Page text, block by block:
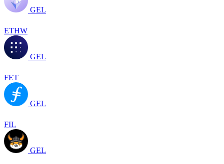
GEL
ETHW
GEL
FET
GEL
FIL
GEL